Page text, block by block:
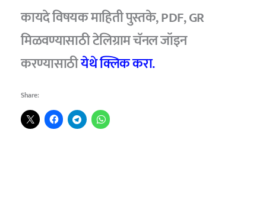
कायदे विषयक माहिती पुस्तके, PDF, GR
मिळवण्यासाठी टेलिग्राम चॅनल जॉइन
करण्यासाठीयेथे क्लिक करा.
Share: